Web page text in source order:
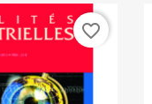
favorite_border